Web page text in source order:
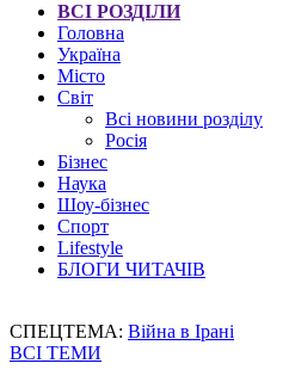
ВСІ РОЗДІЛИ
Головна
Україна
Місто
Світ
Всі новини розділу
Росія
Бізнес
Наука
Шоу-бізнес
Спорт
Lifestyle
БЛОГИ ЧИТАЧІВ
СПЕЦТЕМА: Війна в Ірані
ВСІ ТЕМИ